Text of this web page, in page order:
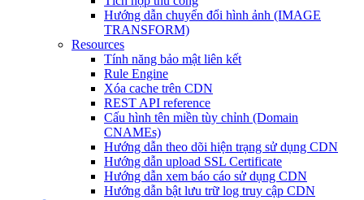
Hướng dẫn chuyển đổi hình ảnh (IMAGE
TRANSFORM)
Resources
Tính năng bảo mật liên kết
Rule Engine
Xóa cache trên CDN
REST API reference
Cấu hình tên miền tùy chỉnh (Domain
CNAMEs)
Hướng dẫn theo dõi hiện trạng sử dụng CDN
Hướng dẫn upload SSL Certificate
Hướng dẫn xem báo cáo sử dụng CDN
Hướng dẫn bật lưu trữ log truy cập CDN